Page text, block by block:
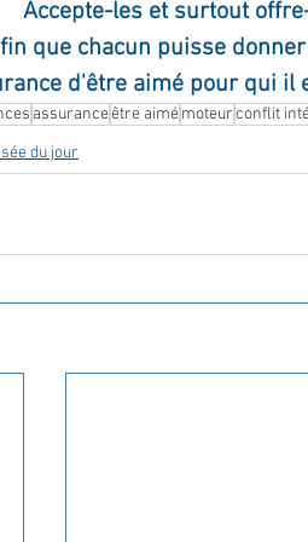
Accepte-les et surtout
que chacun puisse
d'être aimé pour qui il
assuranceêtre aimémoteurconflit
du jour